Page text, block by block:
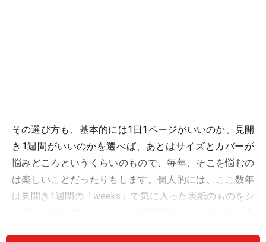
その選び方も、基本的には1日1ページがいいのか、見開
き1週間がいいのかを選べば、あとはサイズとカバーが
悩みどころというくらいのもので、毎年、そこを悩むの
は楽しいことだったりもします。個人的には、ここ数年
は見開き1週間の「weeks」で気に入った表紙のものをシ